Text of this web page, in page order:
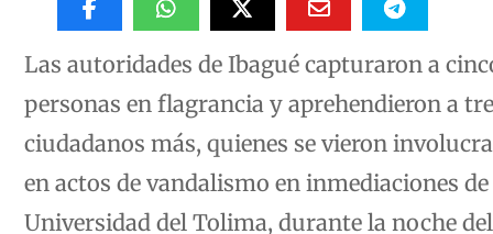
Las autoridades de Ibagué capturaron a
personas en flagrancia y aprehendieron a
ciudadanos más, quienes se vieron
en actos de vandalismo en inmediaciones
Universidad del Tolima, durante la noche del